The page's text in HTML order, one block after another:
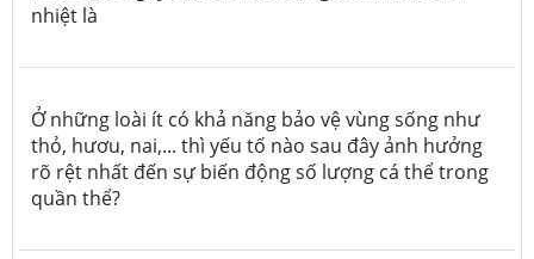
nhiệt là
Ở những loài ít có khả năng bảo vệ vùng sống như
thỏ, hươu, nai,... thì yếu tố nào sau đây ảnh hưởng
rõ rệt nhất đến sự biến động số lượng cá thể trong
quần thể?